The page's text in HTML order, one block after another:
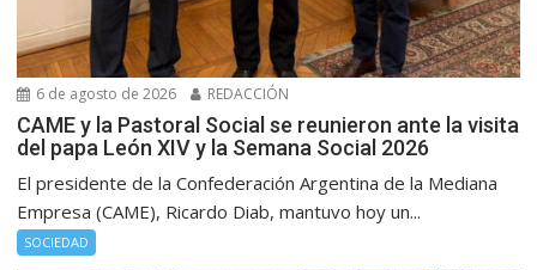
6 de agosto de 2026 REDACCIÓN
CAME y la Pastoral Social se reunieron ante la visita
del papa León XIV y la Semana Social 2026
El presidente de la Confederación Argentina de la Mediana
Empresa (CAME), Ricardo Diab, mantuvo hoy un...
SOCIEDAD